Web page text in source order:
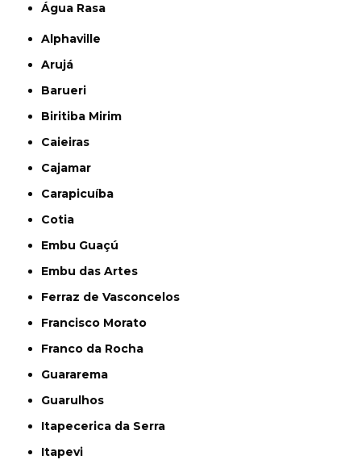
Água Rasa
Alphaville
Arujá
Barueri
Biritiba Mirim
Caieiras
Cajamar
Carapicuíba
Cotia
Embu Guaçú
Embu das Artes
Ferraz de Vasconcelos
Francisco Morato
Franco da Rocha
Guararema
Guarulhos
Itapecerica da Serra
Itapevi